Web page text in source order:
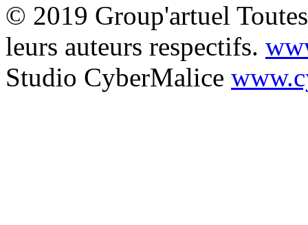
© 2019 Group'artuel
leurs auteurs respectifs.
Studio CyberMalice